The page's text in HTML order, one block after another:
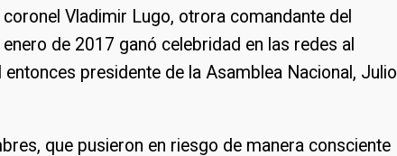
Vladimir Lugo, otrora comandante del
de 2017 ganó celebridad en las redes al
presidente de la Asamblea Nacional, Julio
que pusieron en riesgo de manera consciente